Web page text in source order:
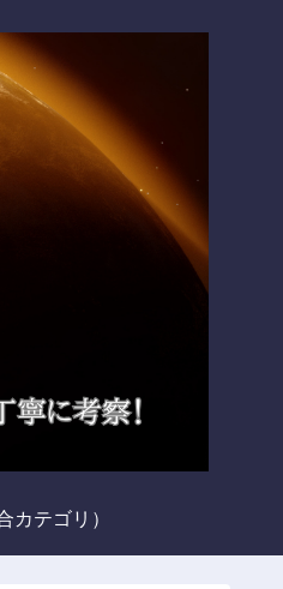
カテゴリ）